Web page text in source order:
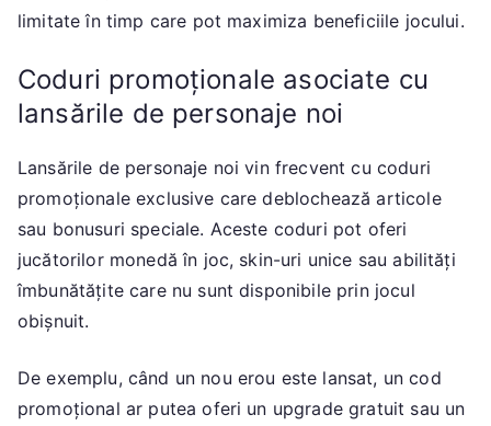
limitate în timp care pot maximiza beneficiile jocului.
Coduri promoționale asociate cu
lansările de personaje noi
Lansările de personaje noi vin frecvent cu coduri
promoționale exclusive care deblochează articole
sau bonusuri speciale. Aceste coduri pot oferi
jucătorilor monedă în joc, skin-uri unice sau abilități
îmbunătățite care nu sunt disponibile prin jocul
obișnuit.
De exemplu, când un nou erou este lansat, un cod
promoțional ar putea oferi un upgrade gratuit sau un